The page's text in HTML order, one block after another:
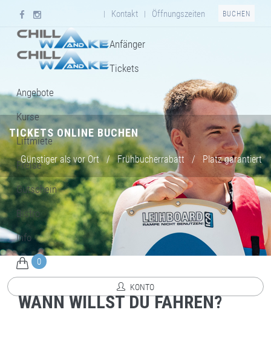
| Kontakt | Öffnungszeiten BUCHEN
Anfänger
Tickets
Angebote
Kurse
Liftmiete
Preise
Gutschein
Bistro
Info
0
KONTO
TICKETS ONLINE BUCHEN
Günstiger als vor Ort / Frühbucherrabatt / Platz garantiert
WANN WILLST DU FAHREN?